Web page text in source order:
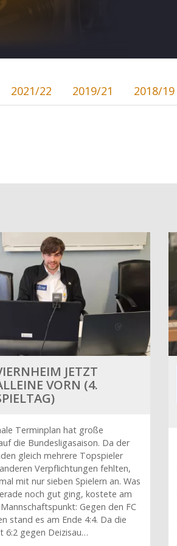
2021/22 2019/21
2018/19
JETZT
VORN (4.
Terminplan hat große
die Bundesligasaison. Da der
gleich mehrere Topspieler
Verpflichtungen fehlten,
mit nur sieben Spielern an. Was
noch gut ging, kostete am
Gegen den FC
stand es am Ende 4:4. Da die
6:2 gegen Deizisau…